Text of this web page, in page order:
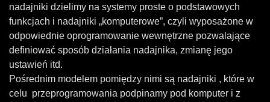
nadajniki dzielimy na systemy proste o podstawowych
funkcjach i nadajniki „komputerowe”, czyli wyposażone w
odpowiednie oprogramowanie wewnętrzne pozwalające
definiować sposób działania nadajnika, zmianę jego
ustawień itd.
Pośrednim modelem pomiędzy nimi są nadajniki , które w
celu przeprogramowania podpinamy pod komputer i z